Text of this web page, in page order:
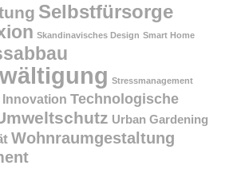
Selbstfürsorge
Skandinavisches Design Smart Home
Stressmanagement
Technologische
Urban Gardening
Wohnraumgestaltung